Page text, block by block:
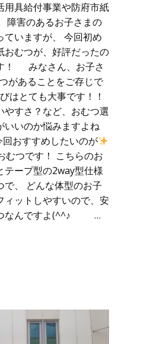
用具給付事業や防府市紙
障害のあるお子さまの
ていますが、 今回初め
おむつが、好評だったの
！ みなさん、お子さ
があることをご存じで
とても大事です！！
やすさ？など、おむつ選
いいのか悩みますよね
おすすめしたいのが
むつです！ こちらのお
テープ型の2way型仕様
で、 どんな体型のお子
ィットしやすいので、安
つなんですよ(^^♪ …